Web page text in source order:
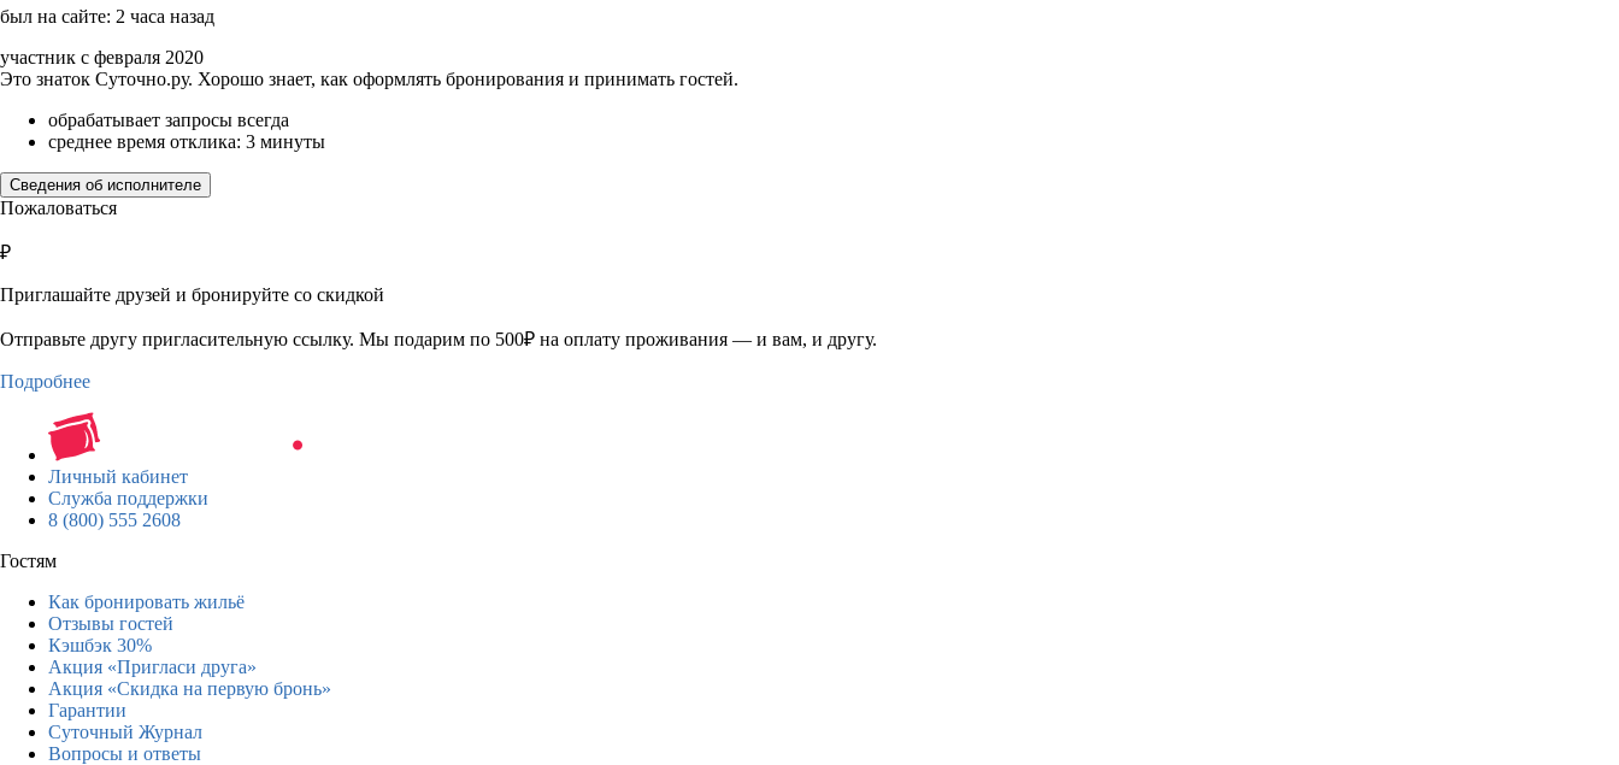
был на сайте: 2 часа назад
участник с февраля 2020
Это знаток Суточно.ру. Хорошо знает, как оформлять бронирования и принимать гостей.
обрабатывает запросы всегда
среднее время отклика: 3 минуты
Сведения об исполнителе
Пожаловаться
₽
Приглашайте друзей и бронируйте со скидкой
Отправьте другу пригласительную ссылку. Мы подарим по 500₽ на оплату проживания — и вам, и другу.
Подробнее
Личный кабинет
Служба поддержки
8 (800) 555 2608
Гостям
Как бронировать жильё
Отзывы гостей
Кэшбэк 30%
Акция «Пригласи друга»
Акция «Скидка на первую бронь»
Гарантии
Суточный Журнал
Вопросы и ответы